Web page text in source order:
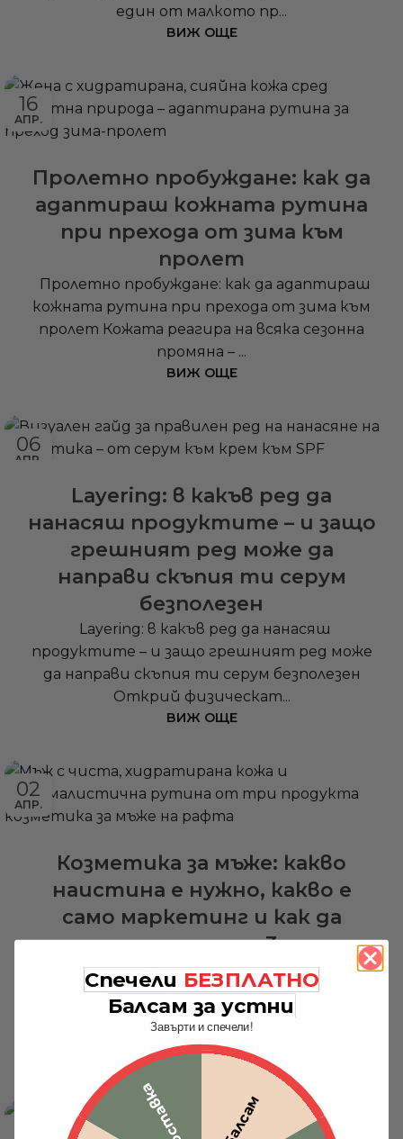
един от малкото пр...
ВИЖ ОЩЕ
16
АПР.
Пролетно пробуждане: как да
адаптираш кожната рутина
при прехода от зима към
пролет
Пролетно пробуждане: как да адаптираш
кожната рутина при прехода от зима към
пролет Кожата реагира на всяка сезонна
промяна – ...
ВИЖ ОЩЕ
06
АПР.
Layering: в какъв ред да
нанасяш продуктите – и защо
грешният ред може да
направи скъпия ти серум
безполезен
Layering: в какъв ред да нанасяш
продуктите – и защо грешният ред може
да направи скъпия ти серум безполезен
Открий физическат...
ВИЖ ОЩЕ
02
АПР.
Козметика за мъже: какво
наистина е нужно, какво е
само маркетинг и как да
изградиш рутина за 3 минути
Козметика за мъже: какво наистина е
нужно, какво е само маркетинг и как да
изградиш рутина за 3 минути Без розови
опаковки, без 1...
ВИЖ ОЩЕ
Спечели БЕЗПЛАТНО
Балсам за устни
Завърти и спечели!
Балсам
Доставка